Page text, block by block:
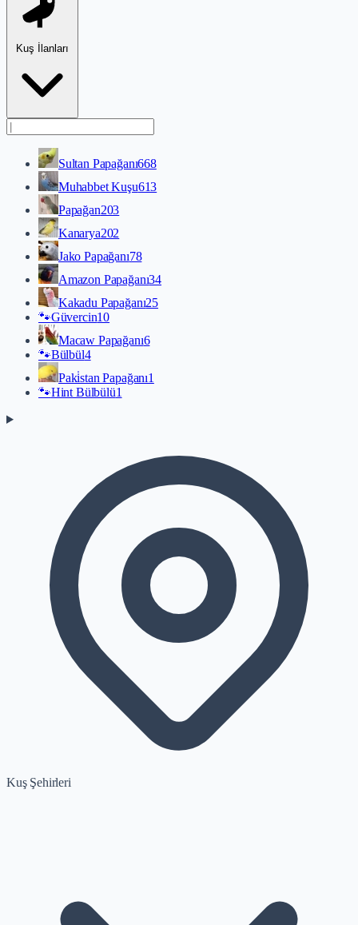
Kuş İlanları
Sultan Papağanı668
Muhabbet Kuşu613
Papağan203
Kanarya202
Jako Papağanı78
Amazon Papağanı34
Kakadu Papağanı25
🐾Güvercin10
Macaw Papağanı6
🐾Bülbül4
Paki̇stan Papağanı1
🐾Hint Bülbülü1
Kuş Şehirleri